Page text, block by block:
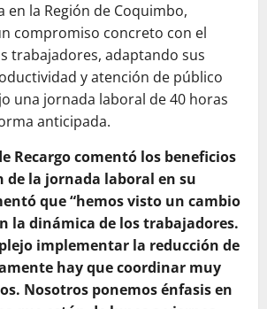
en la Región de Coquimbo,
compromiso concreto con el
trabajadores, adaptando sus
y atención de público
una jornada laboral de 40 horas
anticipada.
Recargo comentó los beneficios
de la jornada laboral en su
que “hemos visto un cambio
la dinámica de los trabajadores.
implementar la reducción de
hay que coordinar muy
Nosotros ponemos énfasis en